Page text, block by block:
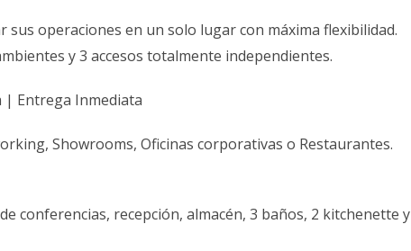
sus operaciones en un solo lugar con máxima flexibilidad.
y 3 accesos totalmente independientes.
| Entrega Inmediata
Showrooms, Oficinas corporativas o Restaurantes.
conferencias, recepción, almacén, 3 baños, 2 kitchenette y